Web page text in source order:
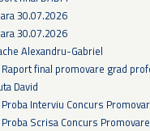
30.07.2026
30.07.2026
Alexandru-Gabriel
Raport final promovare grad
David
Interviu Concurs
Scrisa Concurs